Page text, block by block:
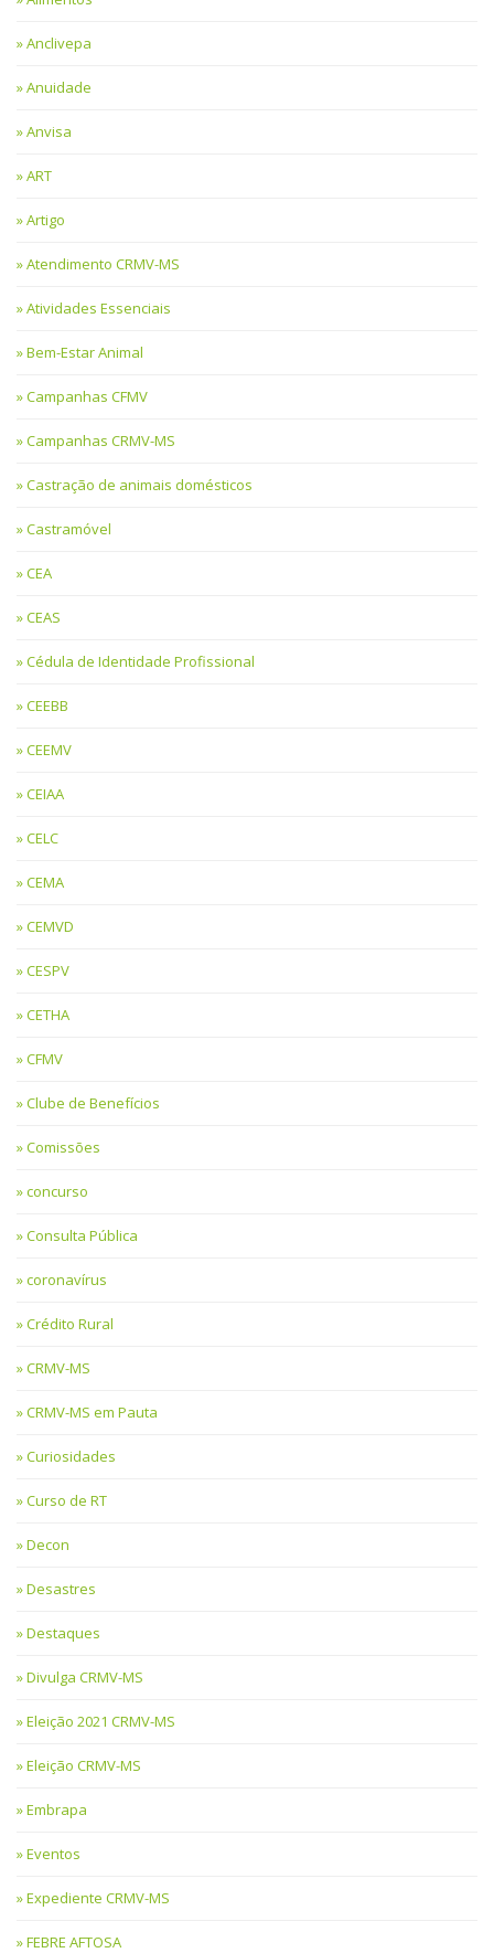
Anclivepa
Anuidade
Anvisa
ART
Artigo
Atendimento CRMV-MS
Atividades Essenciais
Bem-Estar Animal
Campanhas CFMV
Campanhas CRMV-MS
Castração de animais domésticos
Castramóvel
CEA
CEAS
Cédula de Identidade Profissional
CEEBB
CEEMV
CEIAA
CELC
CEMA
CEMVD
CESPV
CETHA
CFMV
Clube de Benefícios
Comissões
concurso
Consulta Pública
coronavírus
Crédito Rural
CRMV-MS
CRMV-MS em Pauta
Curiosidades
Curso de RT
Decon
Desastres
Destaques
Divulga CRMV-MS
Eleição 2021 CRMV-MS
Eleição CRMV-MS
Embrapa
Eventos
Expediente CRMV-MS
FEBRE AFTOSA